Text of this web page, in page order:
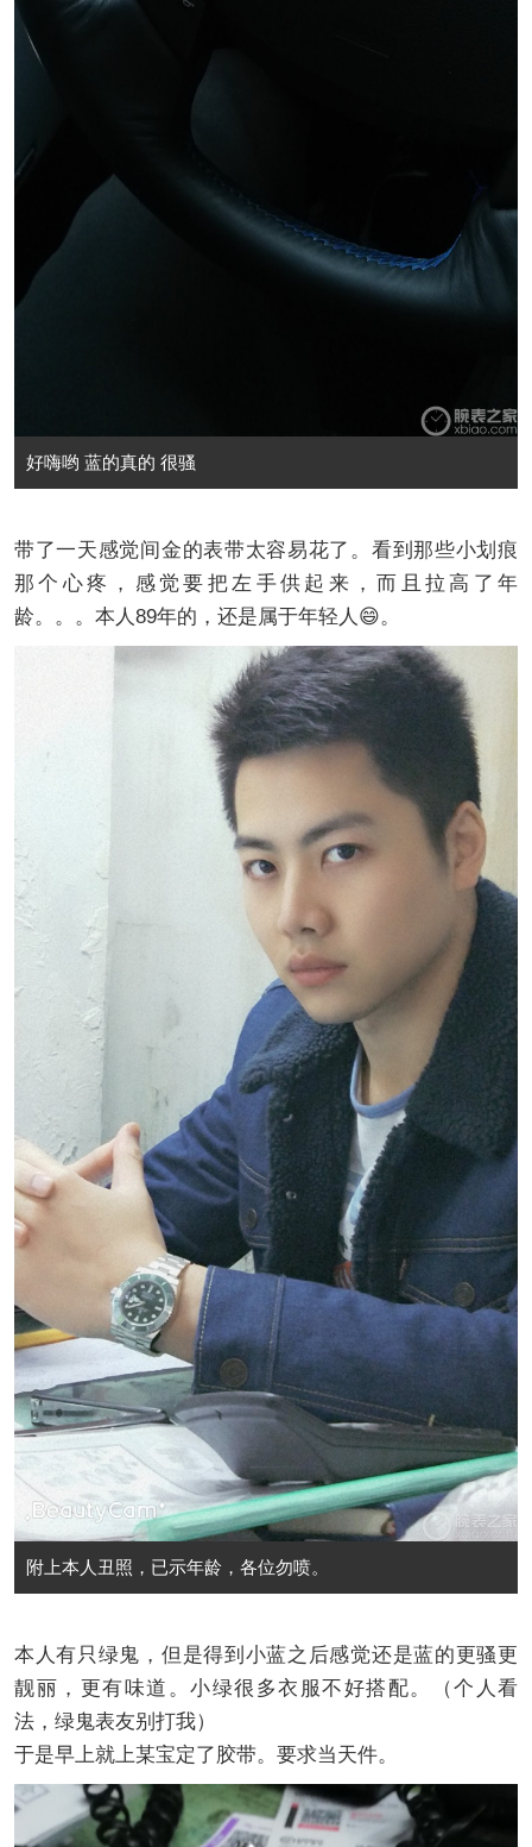
好嗨哟 蓝的真的 很骚
带了一天感觉间金的表带太容易花了。看到那些小划痕
那个心疼，感觉要把左手供起来，而且拉高了年
龄。。。本人89年的，还是属于年轻人😄。
附上本人丑照，已示年龄，各位勿喷。
本人有只绿鬼，但是得到小蓝之后感觉还是蓝的更骚更
靓丽，更有味道。小绿很多衣服不好搭配。（个人看
法，绿鬼表友别打我）
于是早上就上某宝定了胶带。要求当天件。